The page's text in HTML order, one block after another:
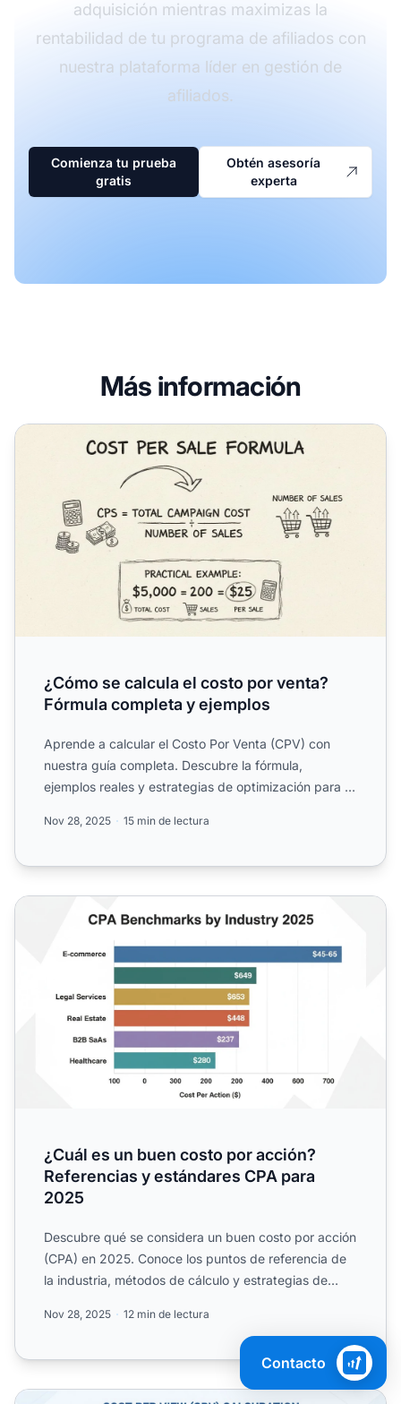
adquisición mientras maximizas la
rentabilidad de tu programa de afiliados con
nuestra plataforma líder en gestión de
afiliados.
Comienza tu prueba
gratis
Obtén asesoría
experta
Más información
¿Cómo se calcula el costo por venta? Fórmula completa
¿Cómo se calcula el costo por venta?
Fórmula completa y ejemplos
Aprende a calcular el Costo Por Venta (CPV) con
nuestra guía completa. Descubre la fórmula,
ejemplos reales y estrategias de optimización para el
Nov 28, 2025 15 min de lectura
¿Cuál es un buen costo por acción? Referencias y
¿Cuál es un buen costo por acción?
Referencias y estándares CPA para
2025
Descubre qué se considera un buen costo por acción
(CPA) en 2025. Conoce los puntos de referencia de
la industria, métodos de cálculo y estrategias de
Nov 28, 2025 12 min de lectura
¿Cuál es un buen costo por visualización? Referencias y
Contacto